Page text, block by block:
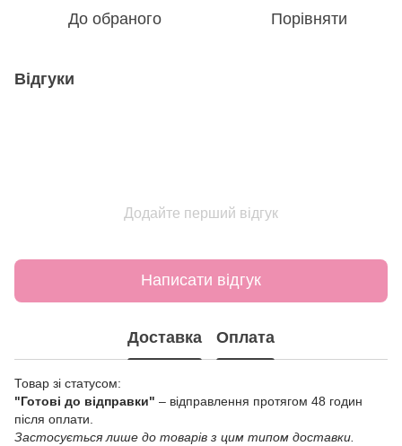
До обраного Порівняти
Відгуки
Додайте перший відгук
Написати відгук
Доставка Оплата
Товар зі статусом:
"Готові до відправки" – відправлення протягом 48 годин
після оплати.
Застосується лише до товарів з цим типом доставки.